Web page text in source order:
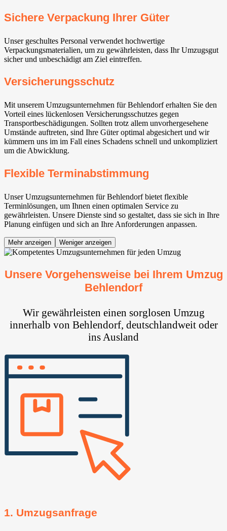
Sichere Verpackung Ihrer Güter
Unser geschultes Personal verwendet hochwertige
Verpackungsmaterialien, um zu gewährleisten, dass Ihr Umzugsgut
sicher und unbeschädigt am Ziel eintreffen.
Versicherungsschutz
Mit unserem Umzugsunternehmen für Behlendorf erhalten Sie den
Vorteil eines lückenlosen Versicherungsschutzes gegen
Transportbeschädigungen. Sollten trotz allem unvorhergesehene
Umstände auftreten, sind Ihre Güter optimal abgesichert und wir
kümmern uns im im Fall eines Schadens schnell und unkompliziert
um die Abwicklung.
Flexible Terminabstimmung
Unser Umzugsunternehmen für Behlendorf bietet flexible
Terminlösungen, um Ihnen einen optimalen Service zu
gewährleisten. Unsere Dienste sind so gestaltet, dass sie sich in Ihre
Planung einfügen und sich an Ihre Anforderungen anpassen.
Mehr anzeigen Weniger anzeigen
Unsere Vorgehensweise bei Ihrem Umzug
Behlendorf
Wir gewährleisten einen sorglosen Umzug
innerhalb von Behlendorf, deutschlandweit oder
ins Ausland
1. Umzugsanfrage